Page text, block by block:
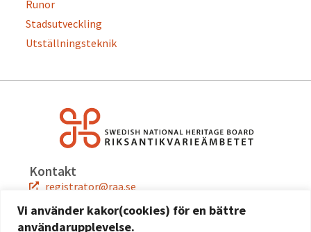
Vi använder kakor(cookies) för en bättre
användarupplevelse.
Runor
Stadsutveckling
Utställningsteknik
Kontakt
registrator@raa.se
08-5191 80 00